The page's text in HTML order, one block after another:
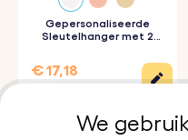
Gepersonaliseerde
Sleutelhanger met 2
€ 17,18
We